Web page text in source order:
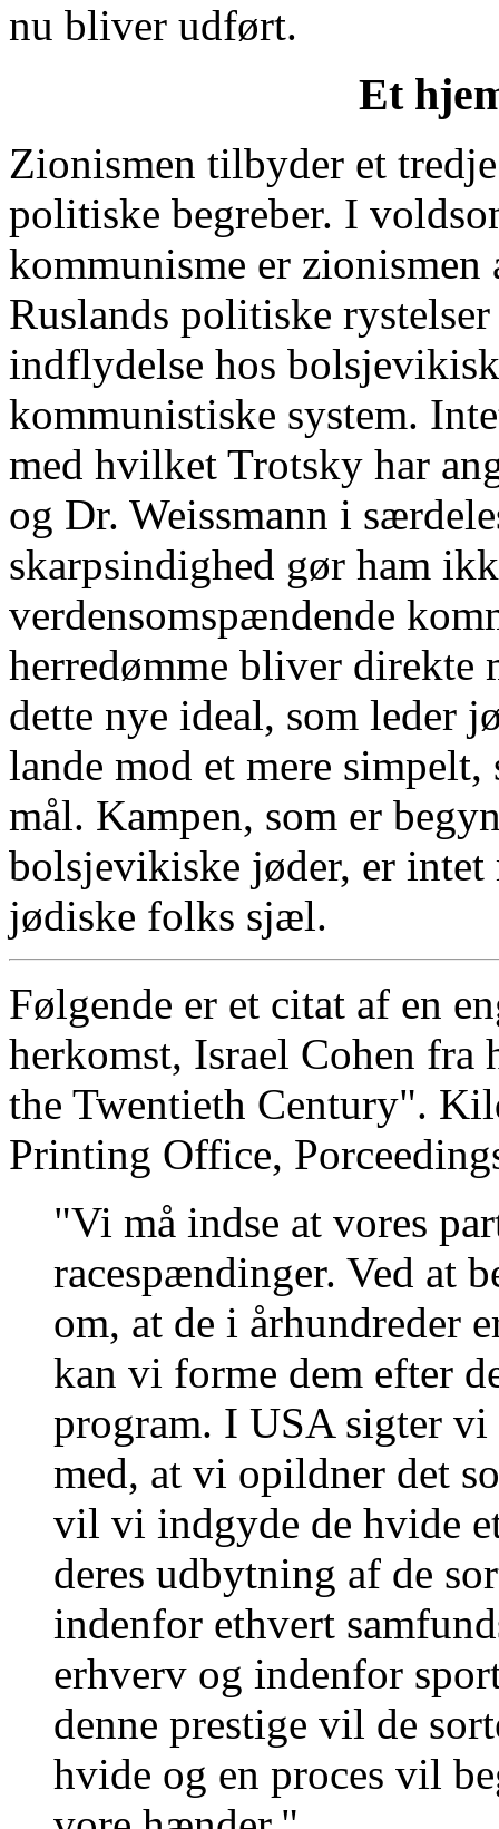
nu bliver udført.
Et
Zionismen tilbyder et
politiske begreber. I
kommunisme er
Ruslands politiske
indflydelse hos
kommunistiske system.
med hvilket Trotsky har
og Dr. Weissmann i
skarpsindighed gør ham
verdensomspændende
herredømme bliver direkte
dette nye ideal, som leder
lande mod et mere
mål. Kampen, som er
bolsjevikiske jøder, er intet
jødiske folks sjæl.
Følgende er et citat af en
herkomst, Israel Cohen
the Twentieth Century".
Printing Office,
"Vi må indse at vores
racespændinger. Ved at
om, at de i århundreder
kan vi forme dem efter
program. I USA sigter
med, at vi opildner det
vil vi indgyde de hvide
deres udbytning af de
indenfor ethvert
erhverv og indenfor
denne prestige vil de
hvide og en proces vil